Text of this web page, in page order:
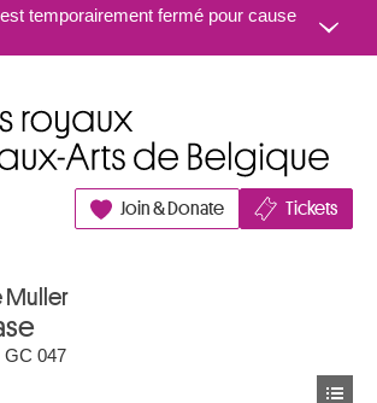
Aller au contenu
temporairement fermé pour cause
Join & Donate Tickets
Muller
047